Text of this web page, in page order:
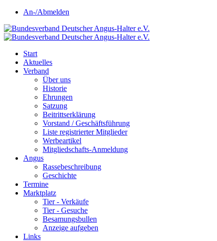
An-/Abmelden
Start
Aktuelles
Verband
Über uns
Historie
Ehrungen
Satzung
Beitrittserklärung
Vorstand / Geschäftsführung
Liste registrierter Mitglieder
Werbeartikel
Mitgliedschafts-Anmeldung
Angus
Rassebeschreibung
Geschichte
Termine
Marktplatz
Tier - Verkäufe
Tier - Gesuche
Besamungsbullen
Anzeige aufgeben
Links